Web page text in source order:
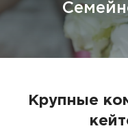
Крупные